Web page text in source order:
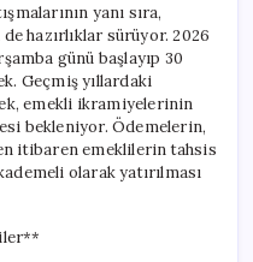
yanı sıra,
hazırlıklar sürüyor. 2026
günü başlayıp 30
Geçmiş yıllardaki
emekli ikramiyelerinin
bekleniyor. Ödemelerin,
itibaren emeklilerin tahsis
olarak yatırılması